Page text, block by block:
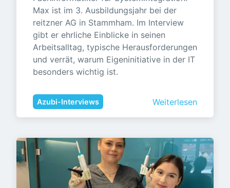
Max ist im 3. Ausbildungsjahr bei der
reitzner AG in Stammham. Im Interview
gibt er ehrliche Einblicke in seinen
Arbeitsalltag, typische Herausforderungen
und verrät, warum Eigeninitiative in der IT
besonders wichtig ist.
Azubi-Interviews Weiterlesen